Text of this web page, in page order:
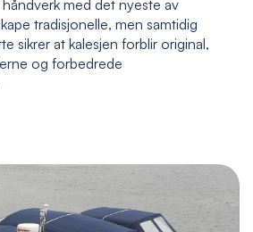
med det nyeste av
tradisjonelle, men samtidig
sikrer at kalesjen forblir original,
og forbedrede